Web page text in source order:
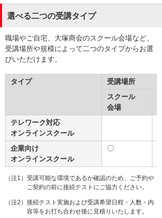
応）
閉じる
（オンライン）で動画を見ながらCADの
操作を学べるeラーニング講習です。
び音声が含まれており、一時停止や巻き
戻しができるため、お客様のペースで学
習することができます。
詳しくは下記のページをご参照くださ
い。
選べる二つの受講タイプ
職場やご自宅、大塚商会のスクール会場など、
受講場所や規模によって二つのタイプからお選
びいただけます。
タイプ
受講場所
スクール
会場
テレワーク対応
オンラインスクール
企業向け
オンラインスクール
〇
（注1）受講可能な環境であるか確認のため、ご予約や
ご契約の前に接続テストにご協力ください。
（注2）接続テスト実施および受講希望日程・人数・内
容等をお打ち合わせ後に見積りいたします。